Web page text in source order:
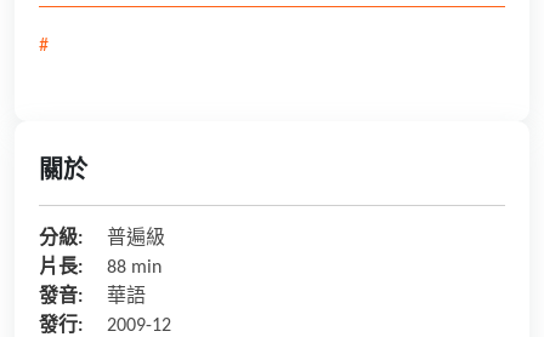
#
關於
分級:
普遍級
片長:
88 min
發音:
華語
發行:
2009-12